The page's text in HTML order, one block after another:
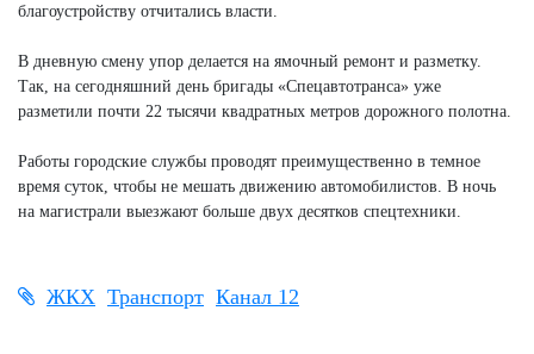
благоустройству отчитались власти.
В дневную смену упор делается на ямочный ремонт и разметку.
Так, на сегодняшний день бригады «Спецавтотранса» уже
разметили почти 22 тысячи квадратных метров дорожного полотна.
Работы городские службы проводят преимущественно в темное
время суток, чтобы не мешать движению автомобилистов. В ночь
на магистрали выезжают больше двух десятков спецтехники.
ЖКХ Транспорт Канал 12